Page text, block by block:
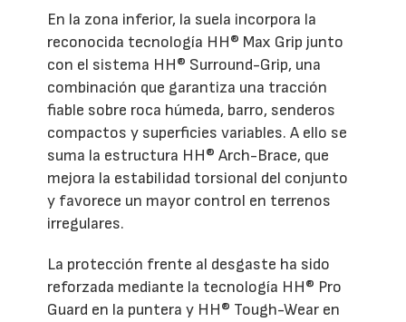
En la zona inferior, la suela incorpora la
reconocida tecnología HH® Max Grip junto
con el sistema HH® Surround-Grip, una
combinación que garantiza una tracción
fiable sobre roca húmeda, barro, senderos
compactos y superficies variables. A ello se
suma la estructura HH® Arch-Brace, que
mejora la estabilidad torsional del conjunto
y favorece un mayor control en terrenos
irregulares.
La protección frente al desgaste ha sido
reforzada mediante la tecnología HH® Pro
Guard en la puntera y HH® Tough-Wear en